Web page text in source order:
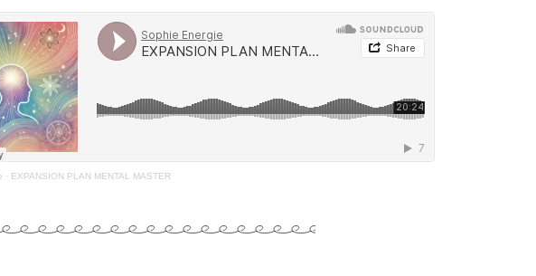
· EXPANSION PLAN MENTAL MASTER